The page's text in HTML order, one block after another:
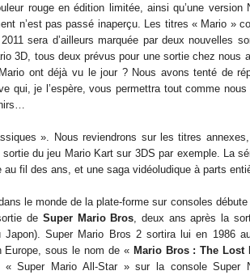
rouge en édition limitée, ainsi qu’une version
n’est pas passé inaperçu. Les titres « Mario »
sera d’ailleurs marquée par deux nouvelles
3D, tous deux prévus pour une sortie chez nous
ont déjà vu le jour ? Nous avons tenté de
qui, je l’espère, vous permettra tout comme nous
». Nous reviendrons sur les titres
du jeu Mario Kart sur 3DS par exemple. La
fil des ans, et une saga vidéoludique à parts
le monde de la plate-forme sur consoles
de Super Mario Bros , deux ans après la
Super Mario Bros 2 sortira lui en 1986
Europe, sous le nom de « Mario Bros : The Lost
Super Mario All-Star » sur la console Super